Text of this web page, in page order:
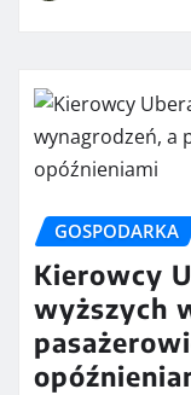
GOSPODARKA
Kierowcy
wyższych